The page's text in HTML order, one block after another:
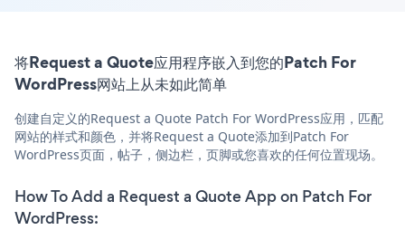
将Request a Quote应用程序嵌入到您的Patch For
WordPress网站上从未如此简单
创建自定义的Request a Quote Patch For WordPress应用，匹配
网站的样式和颜色，并将Request a Quote添加到Patch For
WordPress页面，帖子，侧边栏，页脚或您喜欢的任何位置现场。
How To Add a Request a Quote App on Patch For
WordPress: